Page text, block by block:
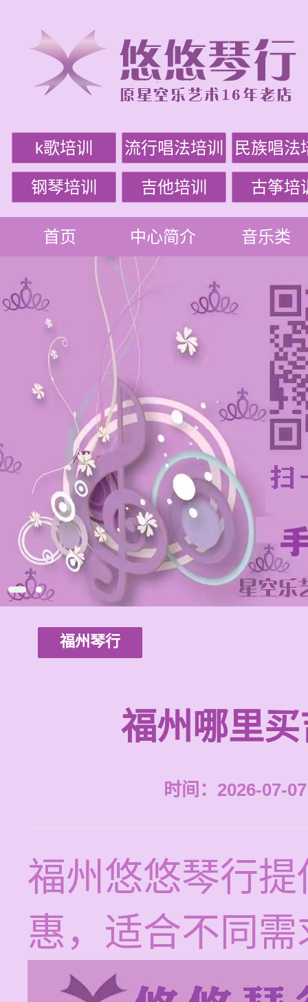
k歌培训 流行唱法培训 民族唱法
钢琴培训 吉他培训 古筝培
首页 中心简介 音乐类
福州琴行
福州哪里
时间：2026-07-
福州悠悠琴行
惠，适合不同